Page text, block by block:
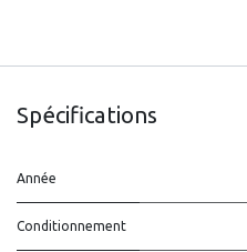
Spécifications
Année
Conditionnement